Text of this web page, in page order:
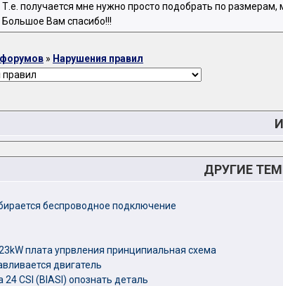
Т.е. получается мне нужно просто подобрать по размерам,
Большое Вам спасибо!!!
» Нарушения правил
ДРУГИЕ
беспроводное подключение
плата упрвления принципиальная схема
двигатель
24 CSI (BIASI) опознать деталь